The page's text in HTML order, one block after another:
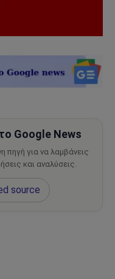
Google News
για να λαμβάνεις
και αναλύσεις.
source